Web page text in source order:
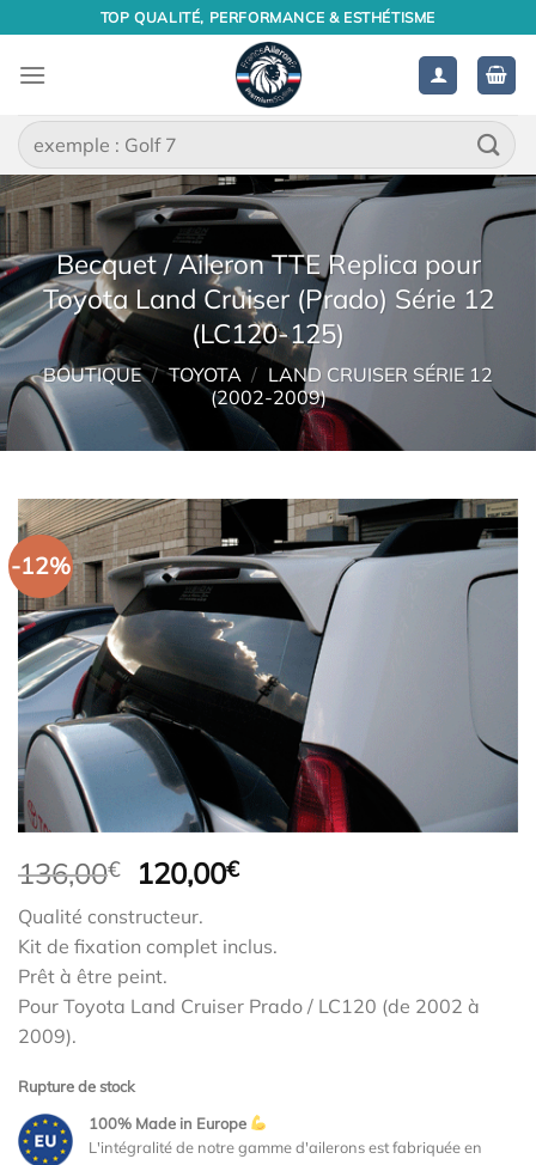
contenu
TOP QUALITÉ, PERFORMANCE & ESTHÉTISME
Recherche
pour :
Becquet / Aileron TTE Replica pour
Toyota Land Cruiser (Prado) Série 12
(LC120-125)
BOUTIQUE / TOYOTA / LAND CRUISER SÉRIE 12
(2002-2009)
-12%
136,00€
Le
initial
était :
136,00€.
120,00€Le
est :
Qualité constructeur.
Kit de fixation complet inclus.
Prêt à être peint.
Pour Toyota Land Cruiser Prado / LC120 (de 2002 à
2009).
Rupture de stock
100% Made in Europe
L'intégralité de notre gamme d'ailerons est fabriquée en